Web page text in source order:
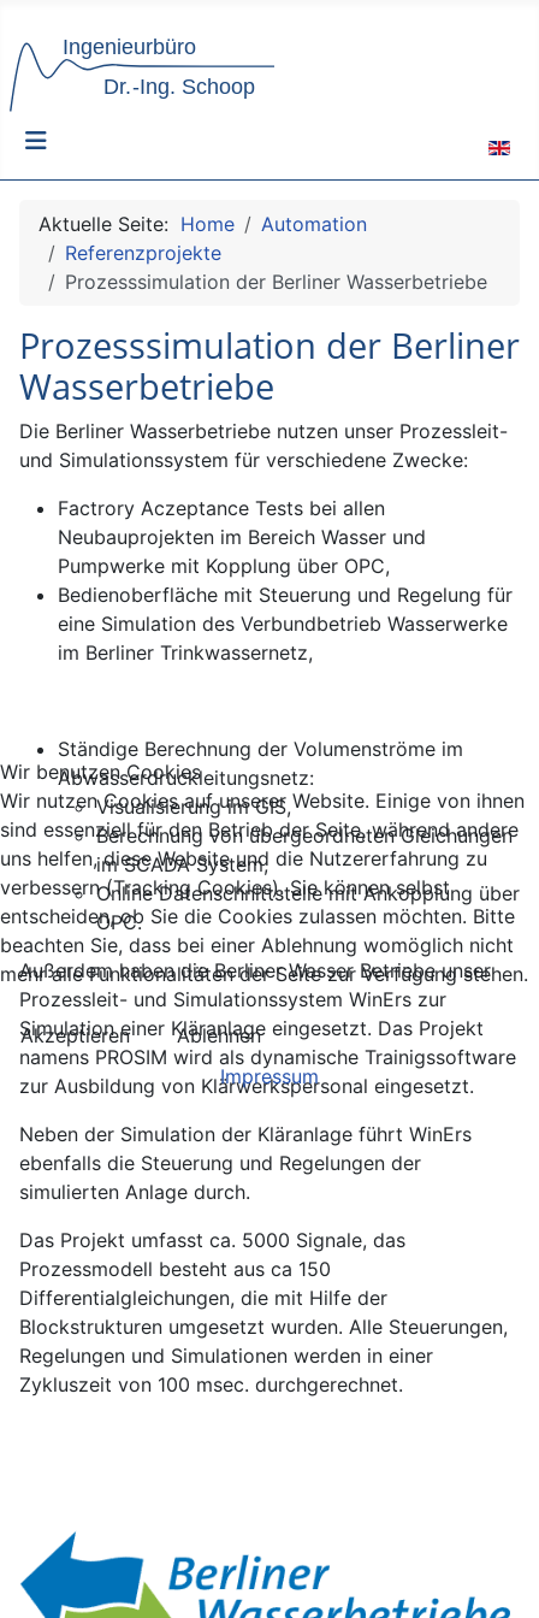
Aktuelle Seite: Home
Automation
Referenzprojekte
Prozesssimulation der Berliner Wasserbetriebe
Prozesssimulation der Berliner
Wasserbetriebe
Die Berliner Wasserbetriebe nutzen unser Prozessleit-
und Simulationssystem für verschiedene Zwecke:
Factrory Aczeptance Tests bei allen
Neubauprojekten im Bereich Wasser und
Pumpwerke mit Kopplung über OPC,
Bedienoberfläche mit Steuerung und Regelung für
eine Simulation des Verbundbetrieb Wasserwerke
im Berliner Trinkwassernetz,
Ständige Berechnung der Volumenströme im
Abwasserdruckleitungsnetz:
Visualisierung im GIS,
Berechnung von übergeordneten Gleichungen
im SCADA System,
Online Datenschnittstelle mit Ankopplung über
OPC.
Außerdem haben die Berliner Wasser Betriebe unser
Prozessleit- und Simulationssystem WinErs zur
Simulation einer Kläranlage eingesetzt. Das Projekt
namens PROSIM wird als dynamische Trainigssoftware
zur Ausbildung von Klärwerkspersonal eingesetzt.
Neben der Simulation der Kläranlage führt WinErs
ebenfalls die Steuerung und Regelungen der
simulierten Anlage durch.
Das Projekt umfasst ca. 5000 Signale, das
Prozessmodell besteht aus ca 150
Differentialgleichungen, die mit Hilfe der
Blockstrukturen umgesetzt wurden. Alle Steuerungen,
Regelungen und Simulationen werden in einer
Zykluszeit von 100 msec. durchgerechnet.
Wir benutzen Cookies
Wir nutzen Cookies auf unserer Website. Einige von ihnen
sind essenziell für den Betrieb der Seite, während andere
uns helfen, diese Website und die Nutzererfahrung zu
verbessern (Tracking Cookies). Sie können selbst
entscheiden, ob Sie die Cookies zulassen möchten. Bitte
beachten Sie, dass bei einer Ablehnung womöglich nicht
mehr alle Funktionalitäten der Seite zur Verfügung stehen.
Akzeptieren
Ablehnen
Impressum